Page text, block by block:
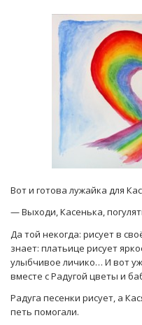
Вот и готова лужайка для
— Выходи, Касенька,
Да той некогда: рисует в
знает: платьице рисует
улыбчивое личико… И вот
вместе с Радугой цветы и
Радуга песенки рисует, а
петь помогали.